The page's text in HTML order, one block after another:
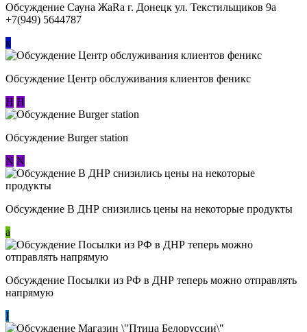
Обсуждение Сауна ЖаRa г. Донецк ул. Текстильщиков 9а
+7(949) 5644787
к
Обсуждение Центр обслуживания клиентов феникс
Н Н
Обсуждение Burger station
N N
Обсуждение В ДНР снизились цены на некоторые продукты
a
Обсуждение Посылки из РФ в ДНР теперь можно отправлять
напрямую
I